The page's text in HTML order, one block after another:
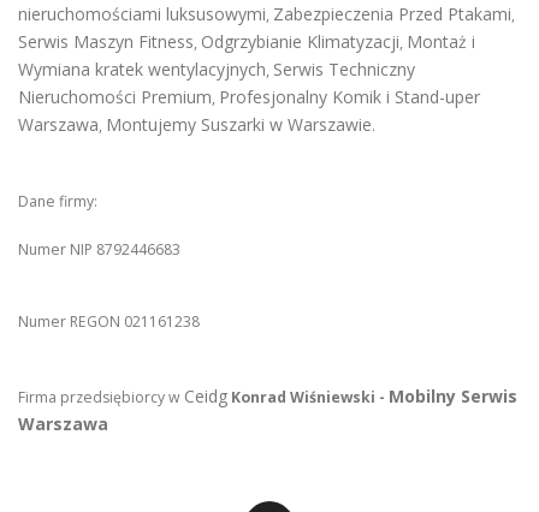
nieruchomościami luksusowymi, Zabezpieczenia Przed Ptakami,
Serwis Maszyn Fitness, Odgrzybianie Klimatyzacji, Montaż i
Wymiana kratek wentylacyjnych, Serwis Techniczny
Nieruchomości Premium, Profesjonalny Komik i Stand-uper
Warszawa, Montujemy Suszarki w Warszawie.
Dane firmy:
Numer NIP 8792446683
Numer REGON 021161238
Firma przedsiębiorcy w Ceidg Konrad Wiśniewski - Mobilny Serwis
Warszawa